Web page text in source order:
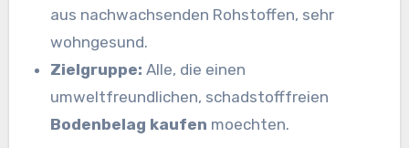
aus nachwachsenden Rohstoffen, sehr
wohngesund.
Zielgruppe: Alle, die einen
umweltfreundlichen, schadstofffreien
Bodenbelag kaufen moechten.